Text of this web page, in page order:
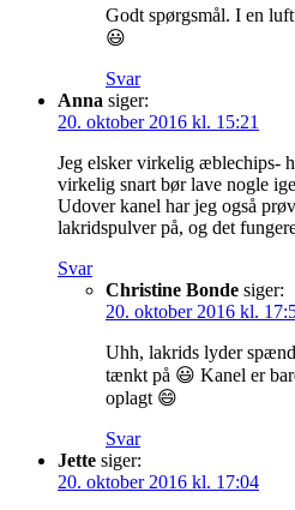
Godt spørgsmål. I en
😃
Svar
Anna siger:
20. oktober 2016 kl. 15:21
Jeg elsker virkelig æblechips-
virkelig snart bør lave nogle
Udover kanel har jeg også
lakridspulver på, og det
Svar
Christine Bonde siger:
20. oktober 2016 kl.
Uhh, lakrids lyder
tænkt på 😃 Kanel er
oplagt 😄
Svar
Jette siger:
20. oktober 2016 kl. 17:04